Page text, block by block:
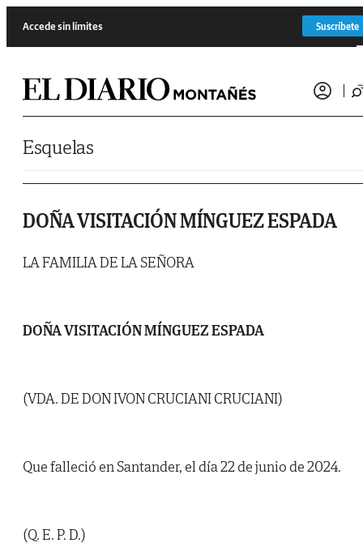
Accede sin límites Suscríbete
Esquelas
DOÑA VISITACIÓN MÍNGUEZ ESPADA
LA FAMILIA DE LA SEÑORA
DOÑA VISITACIÓN MÍNGUEZ ESPADA
(VDA. DE DON IVON CRUCIANI CRUCIANI)
Que falleció en Santander, el día 22 de junio de 2024.
(Q. E. P. D.)